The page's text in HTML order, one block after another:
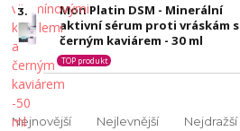
3.
Mon Platin DSM - Minerální
aktivní sérum proti vráskám s
černým kaviárem - 30 ml
TOP produkt
Nejnovější Nejlevnější Nejdražší